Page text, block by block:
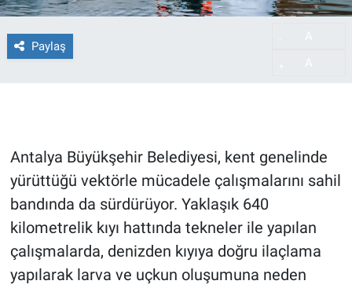
Paylaş
Antalya Büyükşehir Belediyesi, kent genelinde
yürüttüğü vektörle mücadele çalışmalarını sahil
bandında da sürdürüyor. Yaklaşık 640
kilometrelik kıyı hattında tekneler ile yapılan
çalışmalarda, denizden kıyıya doğru ilaçlama
yapılarak larva ve uçkun oluşumuna neden